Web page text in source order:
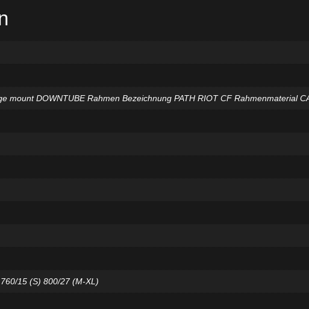
mount DOWNTUBE Rahmen Bezeichnung PATH RIOT CF Rahmenmaterial
15 (S) 800/27 (M-XL)